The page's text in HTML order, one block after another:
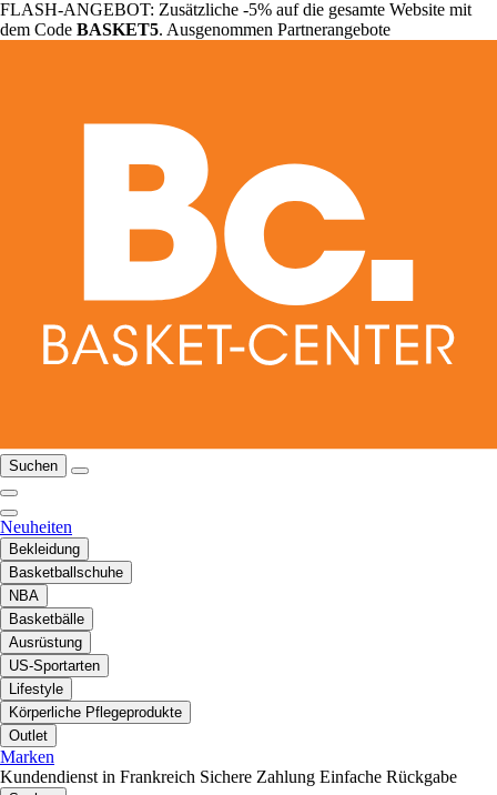
FLASH-ANGEBOT: Zusätzliche -5% auf die gesamte Website mit
dem Code BASKET5. Ausgenommen Partnerangebote
Suchen
Neuheiten
Bekleidung
Basketballschuhe
NBA
Basketbälle
Ausrüstung
US-Sportarten
Lifestyle
Körperliche Pflegeprodukte
Outlet
Marken
Kundendienst in Frankreich Sichere Zahlung Einfache Rückgabe